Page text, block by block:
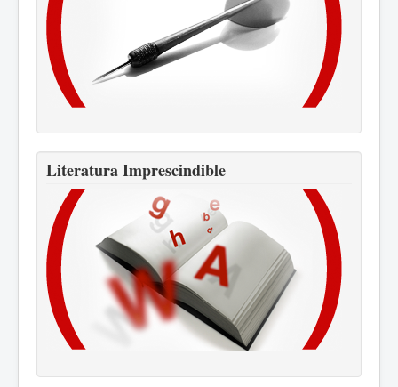
Literatura Imprescindible